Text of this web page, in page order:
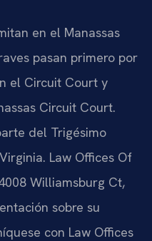
en el Manassas
pasan primero por
el Circuit Court y
Circuit Court.
del Trigésimo
Law Offices Of
Williamsburg Ct,
sobre su
con Law Offices